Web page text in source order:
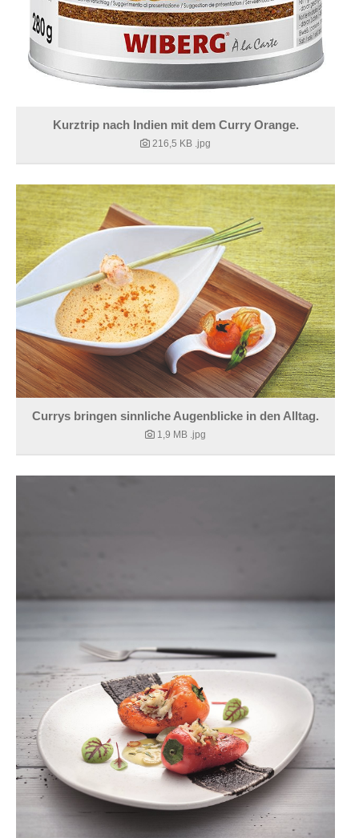
Kurztrip nach Indien mit dem Curry Orange.
216,5 KB .jpg
Currys bringen sinnliche Augenblicke in den Alltag.
1,9 MB .jpg